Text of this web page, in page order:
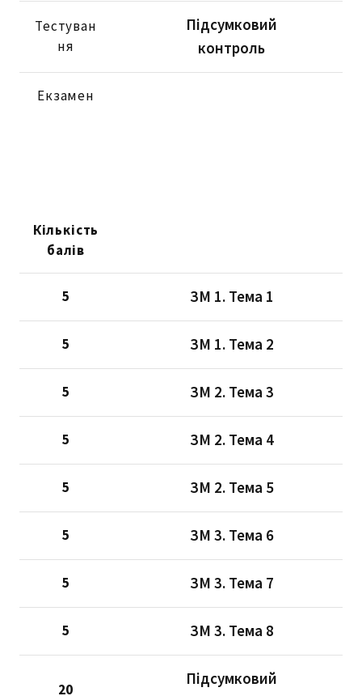
Підсумковий
контроль
Тестуван
ня
Екзамен
Кількість
балів
ЗМ 1. Тема 1
5
ЗМ 1. Тема 2
5
ЗМ 2. Тема 3
5
ЗМ 2. Тема 4
5
ЗМ 2. Тема 5
5
ЗМ 3. Тема 6
5
ЗМ 3. Тема 7
5
ЗМ 3. Тема 8
5
Підсумковий
20